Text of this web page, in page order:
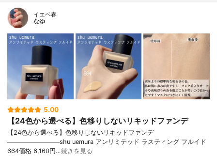
イエベ春
なゆ
5.00
【24色から選べる】色移りしないリキッドファンデ
【24色から選べる】色移りしないリキッドファンデ
────────────shu uemura アンリミテッド ラスティング フルイド
664価格 6,160円…続きを見る